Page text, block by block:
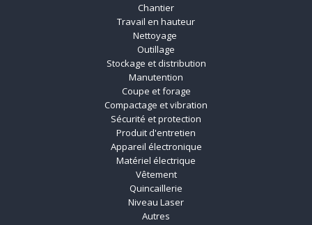
Chantier
Travail en hauteur
Nettoyage
Outillage
Stockage et distribution
Manutention
Coupe et forage
Compactage et vibration
Sécurité et protection
Produit d'entretien
Appareil électronique
Matériel électrique
Vêtement
Quincaillerie
Niveau Laser
Autres